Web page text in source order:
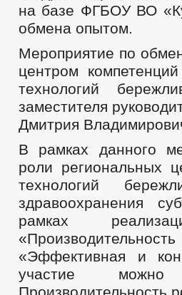
на базе ФГБОУ ВО
обмена опытом.
Мероприятие по
центром
технологий
заместителя
Дмитрия
В рамках данного
роли региональных
технологий
здравоохранения
рамках
«Эффективная и
участие